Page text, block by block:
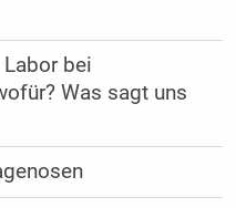
bei
Was sagt uns